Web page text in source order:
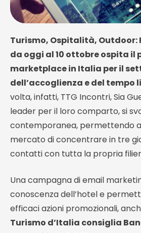
Turismo, Ospitalità, Outdoor:
da oggi al 10 ottobre ospita il
marketplace in Italia per il
dell’accoglienza e del tempo
volta, infatti, TTG Incontri, Sia
leader per il loro comparto, si
contemporanea, permettendo
mercato di concentrare in tre
contatti con tutta la propria
Una campagna di email
conoscenza dell’hotel e
efficaci azioni promozionali,
Turismo d’Italia consiglia